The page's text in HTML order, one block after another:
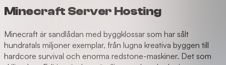
Minecraft Server Hosting
Minecraft är sandlådan med byggklossar som har sålt
hundratals miljoner exemplar, från lugna kreativa byggen till
hardcore survival och enorma redstone-maskiner. Det som